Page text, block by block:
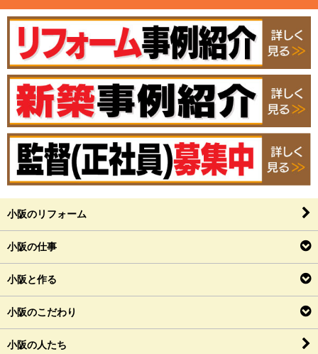
小阪のリフォーム
小阪の仕事
小阪と作る
小阪のこだわり
小阪の人たち